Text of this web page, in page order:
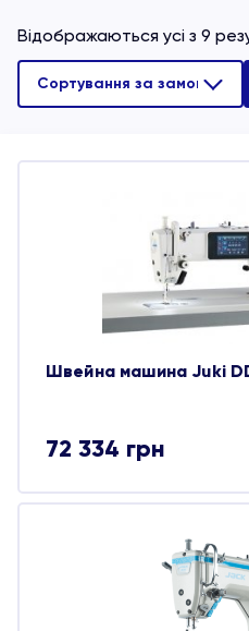
Відображаються усі з 9
Швейна машина Juki
72 334 грн